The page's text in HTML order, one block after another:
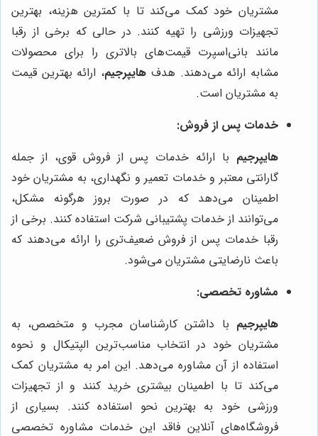
مشتریان خود کمک می‌کند تا با کمترین هزینه، بهترین
تجهیزات ورزشی را تهیه کنند. در حالی که برخی از رقبا
مانند بانی‌اسپرت قیمت‌های بالاتری را برای محصولات
مشابه ارائه می‌دهند. هدف هایپرجیم، ارائه بهترین قیمت
به مشتریان است.
خدمات پس از فروش:
هایپرجیم با ارائه خدمات پس از فروش قوی، از جمله
گارانتی معتبر و خدمات تعمیر و نگهداری، به مشتریان خود
اطمینان می‌دهد که در صورت بروز هرگونه مشکل،
می‌توانند از خدمات پشتیبانی شرکت استفاده کنند. برخی از
رقبا خدمات پس از فروش ضعیف‌تری را ارائه می‌دهند که
باعث نارضایتی مشتریان می‌شود.
مشاوره تخصصی:
هایپرجیم با داشتن کارشناسان مجرب و متخصص، به
مشتریان خود در انتخاب مناسب‌ترین الپتیکال و نحوه
استفاده از آن مشاوره می‌دهد. این امر به مشتریان کمک
می‌کند تا با اطمینان بیشتری خرید کنند و از تجهیزات
ورزشی خود به بهترین نحو استفاده کنند. بسیاری از
فروشگاه‌های آنلاین فاقد این خدمات مشاوره تخصصی